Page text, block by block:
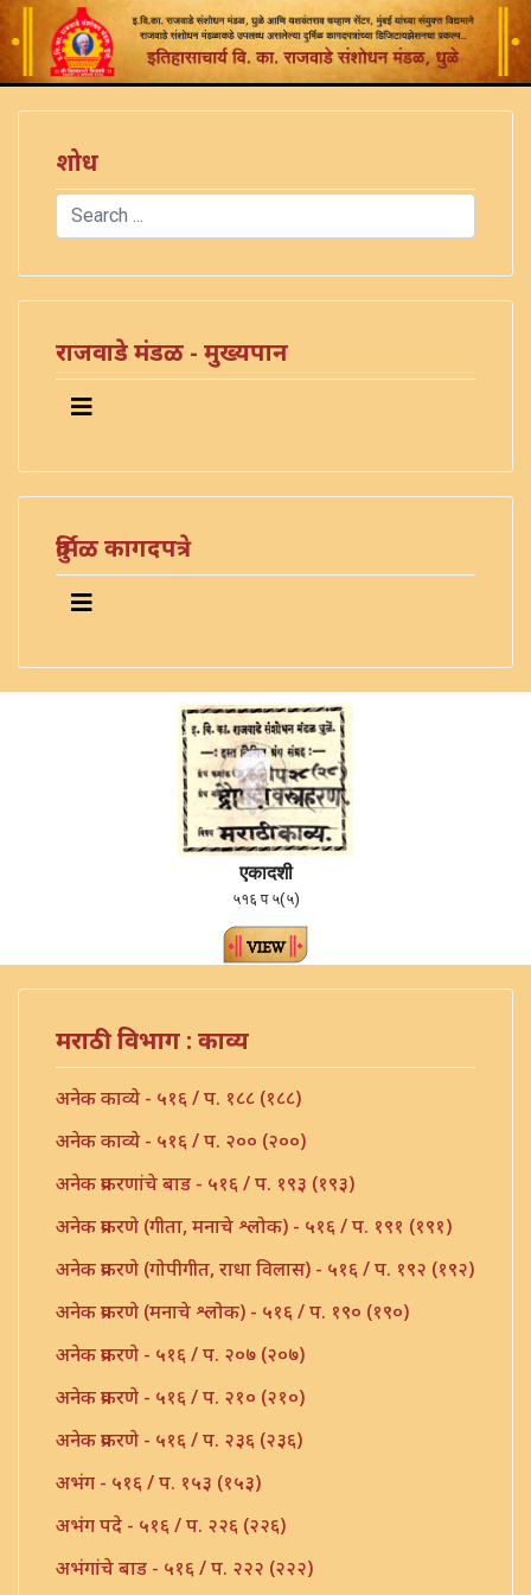
शोध
Search
राजवाडे मंडळ - मुख्यपान
दुर्मिळ कागदपत्रे
एकादशी
५१६ प ५(५)
मराठी विभाग : काव्य
अनेक काव्ये - ५१६ / प. १८८ (१८८)
अनेक काव्ये - ५१६ / प. २०० (२००)
अनेक प्रकरणांचे बाड - ५१६ / प. १९३ (१९३)
अनेक प्रकरणे (गीता, मनाचे श्लोक) - ५१६ / प. १९१ (१९१)
अनेक प्रकरणे (गोपीगीत, राधा विलास) - ५१६ / प. १९२ (१९२)
अनेक प्रकरणे (मनाचे श्लोक) - ५१६ / प. १९० (१९०)
अनेक प्रकरणे - ५१६ / प. २०७ (२०७)
अनेक प्रकरणे - ५१६ / प. २१० (२१०)
अनेक प्रकरणे - ५१६ / प. २३६ (२३६)
अभंग - ५१६ / प. १५३ (१५३)
अभंग पदे - ५१६ / प. २२६ (२२६)
अभंगांचे बाड - ५१६ / प. २२२ (२२२)